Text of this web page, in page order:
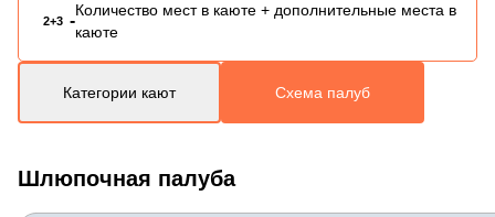
2+3 -
Количество мест в каюте + дополнительные места в
каюте
Категории кают Схема палуб
Шлюпочная палуба